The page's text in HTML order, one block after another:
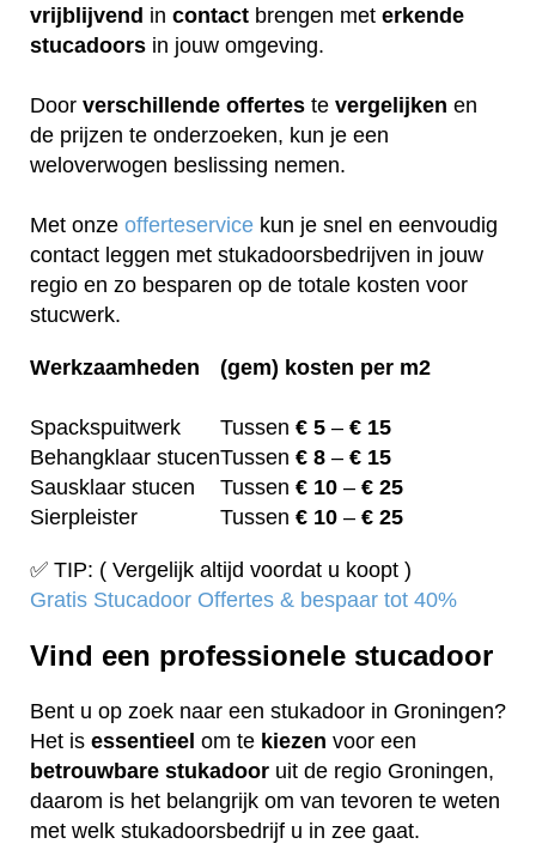
vrijblijvend in contact brengen met erkende
stucadoors in jouw omgeving.
Door verschillende offertes te vergelijken en
de prijzen te onderzoeken, kun je een
weloverwogen beslissing nemen.
Met onze offerteservice kun je snel en eenvoudig
contact leggen met stukadoorsbedrijven in jouw
regio en zo besparen op de totale kosten voor
stucwerk.
Werkzaamheden (gem) kosten per m2
Spackspuitwerk Tussen € 5 – € 15
Behangklaar stucenTussen € 8 – € 15
Sausklaar stucen
Tussen € 10 – € 25
Sierpleister
Tussen € 10 – € 25
✅ TIP: ( Vergelijk altijd voordat u koopt )
Gratis Stucadoor Offertes & bespaar tot 40%
Vind een professionele stucadoor
Bent u op zoek naar een stukadoor in Groningen?
Het is essentieel om te kiezen voor een
betrouwbare stukadoor uit de regio Groningen,
daarom is het belangrijk om van tevoren te weten
met welk stukadoorsbedrijf u in zee gaat.